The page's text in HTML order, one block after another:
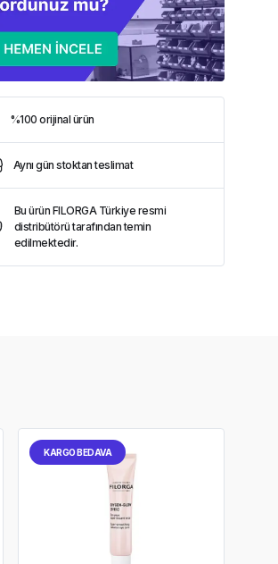
%100 orijinal ürün
Aynı gün stoktan teslimat
Bu ürün FILORGA Türkiye resmi
distribütörü tarafından temin
edilmektedir.
KARGO BEDAVA